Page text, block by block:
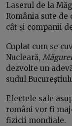
Laserul de la
România sute
cât și companii
Cuplat cum se
Nucleară,
dezvolte un
sudul
Efectele sale
români vor fi
fizicii mondiale.